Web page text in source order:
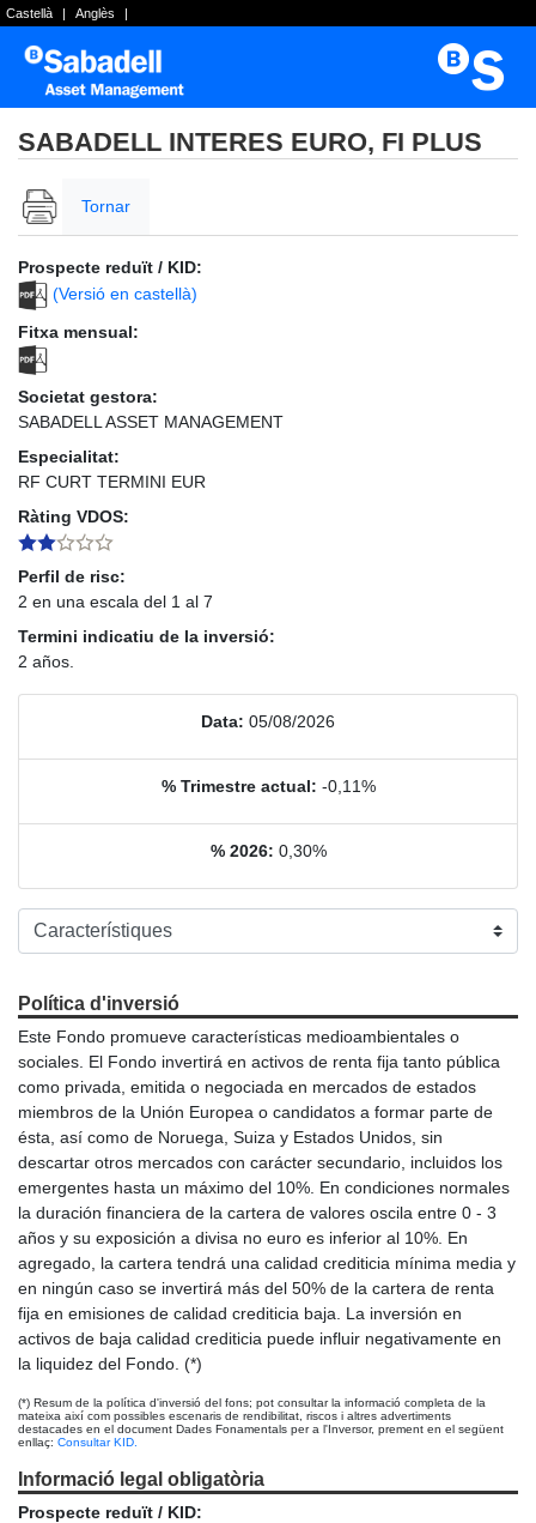
Castellà | Anglès |
SABADELL INTERES EURO, FI PLUS
Tornar
Prospecte reduït / KID:
(Versió en castellà)
Fitxa mensual:
Societat gestora:
SABADELL ASSET MANAGEMENT
Especialitat:
RF CURT TERMINI EUR
Ràting VDOS:
Perfil de risc:
2 en una escala del 1 al 7
Termini indicatiu de la inversió:
2 años.
Data: 05/08/2026
% Trimestre actual: -0,11%
% 2026: 0,30%
Política d'inversió
Este Fondo promueve características medioambientales o
sociales. El Fondo invertirá en activos de renta fija tanto pública
como privada, emitida o negociada en mercados de estados
miembros de la Unión Europea o candidatos a formar parte de
ésta, así como de Noruega, Suiza y Estados Unidos, sin
descartar otros mercados con carácter secundario, incluidos los
emergentes hasta un máximo del 10%. En condiciones normales
la duración financiera de la cartera de valores oscila entre 0 - 3
años y su exposición a divisa no euro es inferior al 10%. En
agregado, la cartera tendrá una calidad crediticia mínima media y
en ningún caso se invertirá más del 50% de la cartera de renta
fija en emisiones de calidad crediticia baja. La inversión en
activos de baja calidad crediticia puede influir negativamente en
la liquidez del Fondo. (*)
(*) Resum de la política d'inversió del fons; pot consultar la informació completa de la
mateixa així com possibles escenaris de rendibilitat, riscos i altres advertiments
destacades en el document Dades Fonamentals per a l'Inversor, prement en el següent
enllaç: Consultar KID.
Informació legal obligatòria
Prospecte reduït / KID: